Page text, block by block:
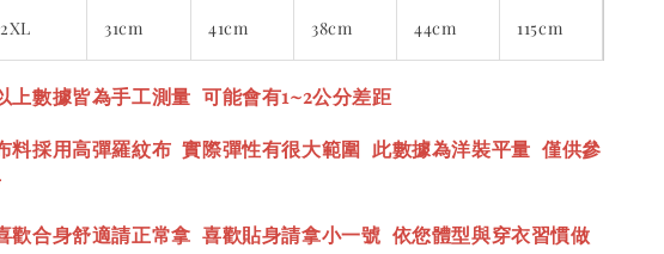
2XL 31cm 41cm 38cm 44cm 115cm
上數據皆為手工測量 可能會有1~2公分差距
料採用高彈羅紋布 實際彈性有很大範圍 此數據為洋裝平量 僅供參
歡合身舒適請正常拿 喜歡貼身請拿小一號 依您體型與穿衣習慣做